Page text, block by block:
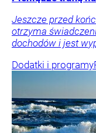
Jeszcze przed
otrzyma
dochodów i jest
Dodatki i programy